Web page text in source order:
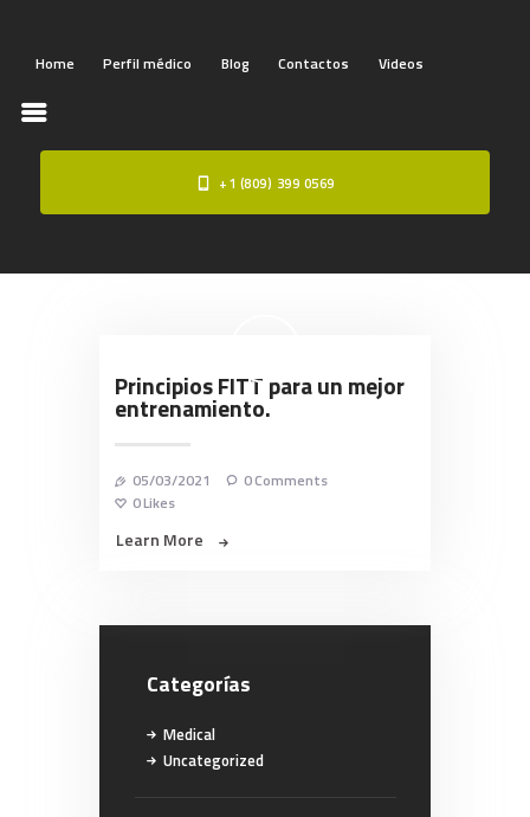
Home Perfil médico Blog Contactos Videos
+1 (809) 399 0569
BLOG
Principios FITT para un mejor
entrenamiento.
05/03/2021 0Comments
0Likes
Learn More
Categorías
Medical
Uncategorized